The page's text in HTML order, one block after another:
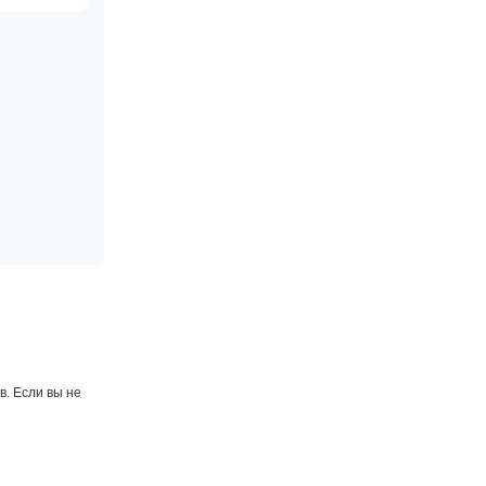
Если вы не